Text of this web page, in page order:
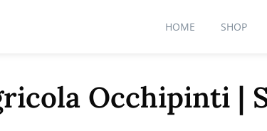
HOME SHOP
Occhipinti |